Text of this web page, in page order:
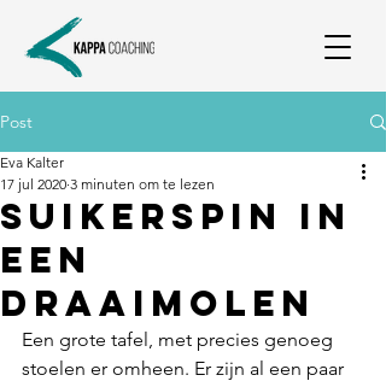
Post
Suikerspin in
een
draaimolen
Eva Kalter
17 jul 2020 3 minuten om te lezen
Een grote tafel, met precies genoeg
stoelen er omheen. Er zijn al een paar